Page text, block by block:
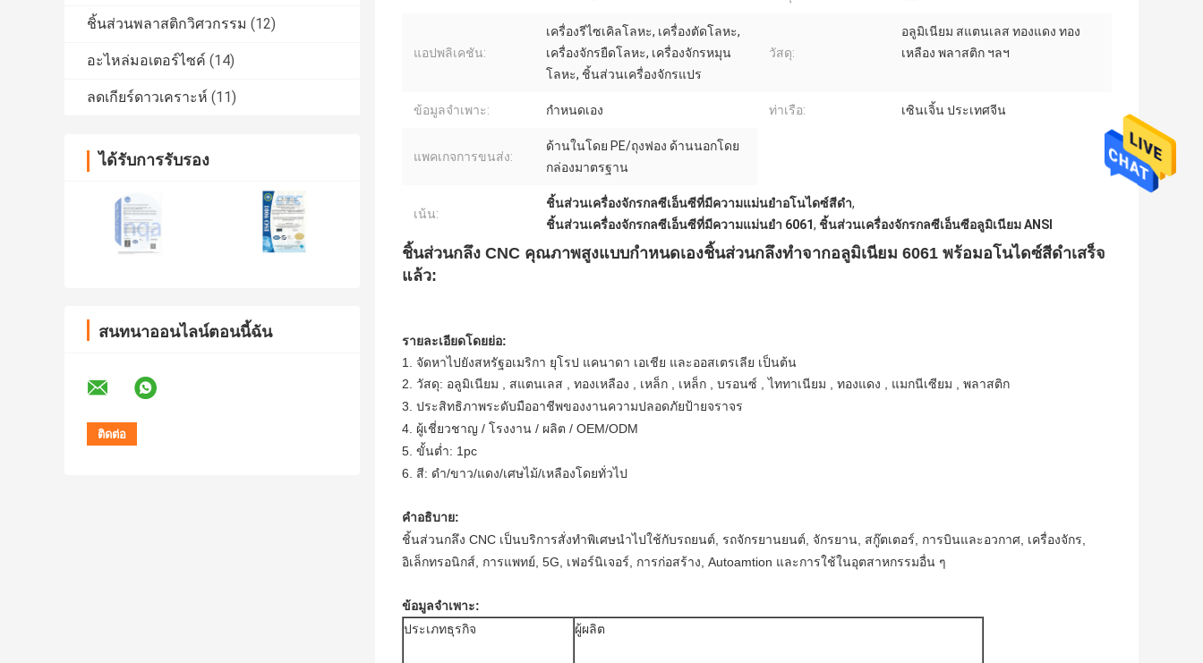
ชิ้นส่วนพลาสติกวิศวกรรม (12)
อะไหล่มอเตอร์ไซค์ (14)
ลดเกียร์ดาวเคราะห์ (11)
ได้รับการรับรอง
สนทนาออนไลน์ตอนนี้ฉัน
แอปพลิเคชัน:
เครื่องรีไซเคิลโลหะ, เครื่องตัดโลหะ,
เครื่องจักรยืดโลหะ, เครื่องจักรหมุน
โลหะ, ชิ้นส่วนเครื่องจักรแปร
วัสดุ:
อลูมิเนียม สแตนเลส ทองแดง ทอง
เหลือง พลาสติก ฯลฯ
ข้อมูลจำเพาะ: กำหนดเอง ท่าเรือ: เซินเจิ้น ประเทศจีน
แพคเกจการขนส่ง:
ด้านในโดย PE/ถุงฟอง ด้านนอกโดย
กล่องมาตรฐาน
เน้น:
ชิ้นส่วนเครื่องจักรกลซีเอ็นซีที่มีความแม่นยำอโนไดซ์สีดำ,
ชิ้นส่วนเครื่องจักรกลซีเอ็นซีที่มีความแม่นยำ 6061, ชิ้นส่วนเครื่องจักรกลซีเอ็นซีอลูมิเนียม ANSI
ชิ้นส่วนกลึง CNC คุณภาพสูงแบบกำหนดเองชิ้นส่วนกลึงทำจากอลูมิเนียม 6061 พร้อมอโนไดซ์สีดำเสร็จ
แล้ว:
รายละเอียดโดยย่อ:
1. จัดหาไปยังสหรัฐอเมริกา ยุโรป แคนาดา เอเชีย และออสเตรเลีย เป็นต้น
2. วัสดุ: อลูมิเนียม , สแตนเลส , ทองเหลือง , เหล็ก , เหล็ก , บรอนซ์ , ไททาเนียม , ทองแดง , แมกนีเซียม , พลาสติก
3. ประสิทธิภาพระดับมืออาชีพของงานความปลอดภัยป้ายจราจร
4. ผู้เชี่ยวชาญ / โรงงาน / ผลิต / OEM/ODM
5. ขั้นต่ำ: 1pc
6. สี: ดำ/ขาว/แดง/เศษไม้/เหลืองโดยทั่วไป
คำอธิบาย:
ชิ้นส่วนกลึง CNC เป็นบริการสั่งทำพิเศษนำไปใช้กับรถยนต์, รถจักรยานยนต์, จักรยาน, สกู๊ตเตอร์, การบินและอวกาศ, เครื่องจักร,
อิเล็กทรอนิกส์, การแพทย์, 5G, เฟอร์นิเจอร์, การก่อสร้าง, Autoamtion และการใช้ในอุตสาหกรรมอื่น ๆ
ข้อมูลจำเพาะ:
ประเภทธุรกิจ
ผู้ผลิต